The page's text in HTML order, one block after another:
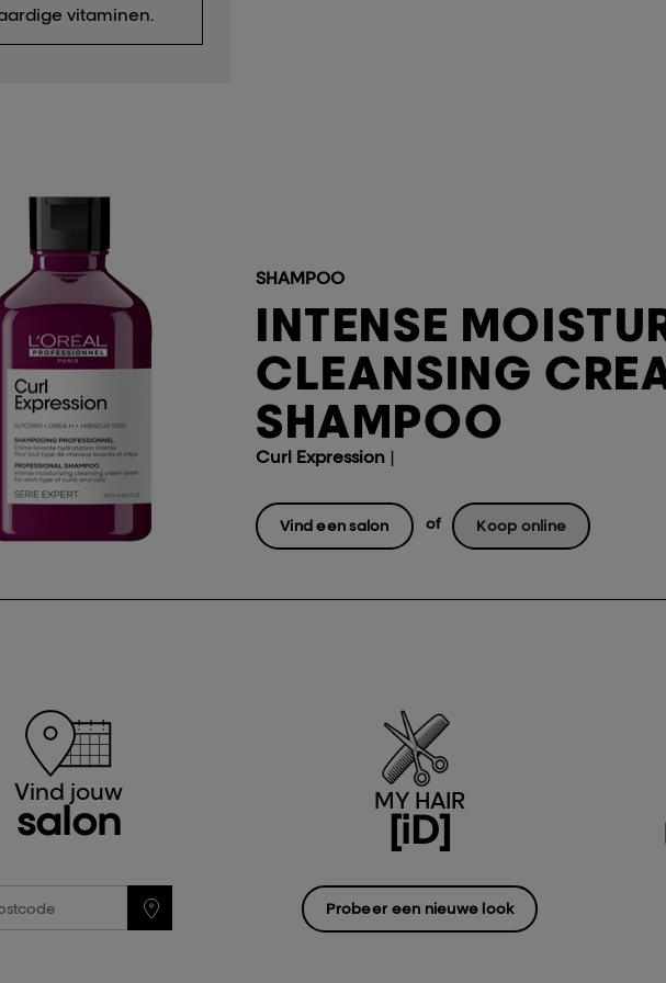
vitaminen.
SHAMPOO
INTENSE
CLEANSING
SHAMPOO
Curl Expression |
Vind een salon of Koop online
Vind jouw
salon MY HAIR
[iD]
Probeer een nieuwe look